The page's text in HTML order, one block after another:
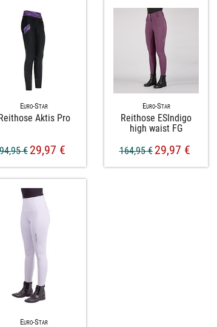
Euro-Star
Aktis Pro
94,95 € 29,97 €
Euro-Star
Reithose ESIndigo
high waist FG
164,95 € 29,97 €
Euro-Star